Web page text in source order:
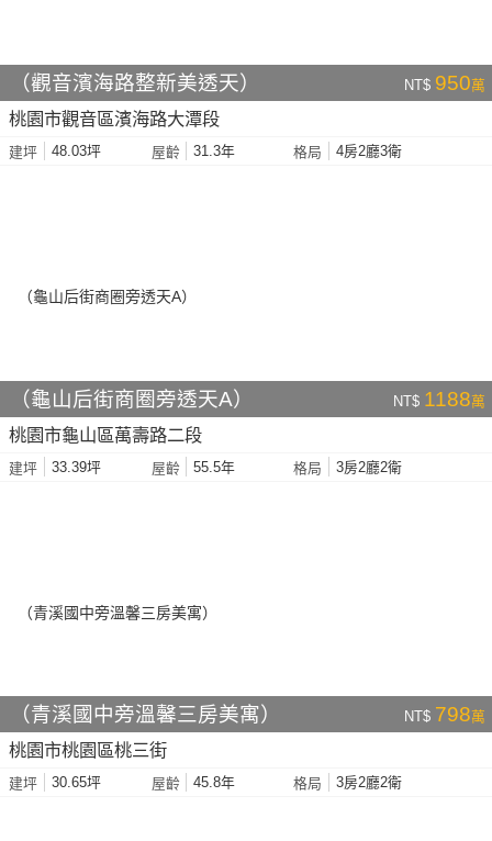
（觀音濱海路整新美透天） NT$ 950萬
桃園市觀音區濱海路大潭段
建坪 48.03坪 屋齡 31.3年 格局 4房2廳3衛
（龜山后街商圈旁透天A） NT$ 1188萬
桃園市龜山區萬壽路二段
建坪 33.39坪 屋齡 55.5年 格局 3房2廳2衛
（青溪國中旁溫馨三房美寓） NT$ 798萬
桃園市桃園區桃三街
建坪 30.65坪 屋齡 45.8年 格局 3房2廳2衛